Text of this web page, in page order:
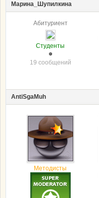
Марина_Шупилкина
Абитуриент
Студенты
19 сообщений
AntiSgaMuh
Методисты